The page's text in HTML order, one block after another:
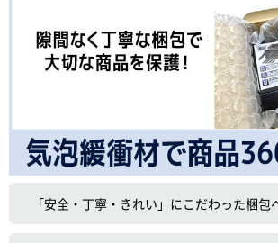
「安全・丁寧・きれい」にこだわった梱包